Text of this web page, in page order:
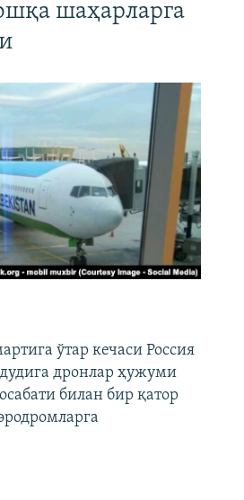
шаҳарларга
ўтар кечаси Россия
дронлар ҳужуми
билан бир қатор